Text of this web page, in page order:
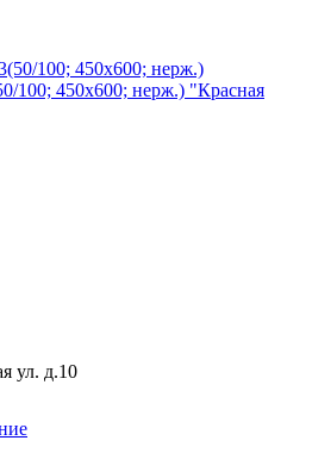
450х600; нерж.) "Красная
ул. д.10